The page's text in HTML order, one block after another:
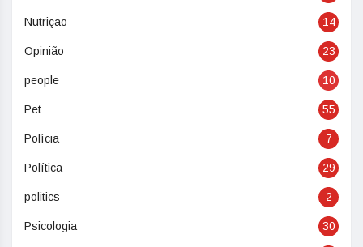
Nutriçao 14
Opinião 23
people 10
Pet 55
Polícia 7
Política 29
politics 2
Psicologia 30